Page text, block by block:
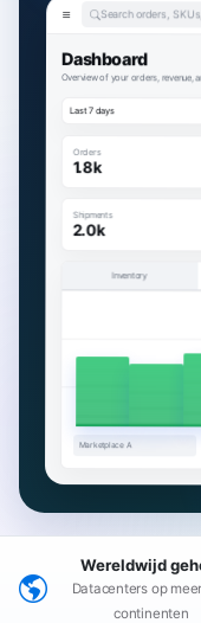
Search orders, SKUs,
Dashboard
Overview of your orders, revenue,
Last 7 days
Orders
1.8k
Shipments
2.0k
Inventory
Marketplace A
Wereldwijd
Datacenters op
continenten